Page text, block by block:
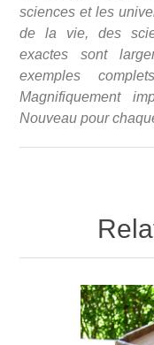
sciences et les
de la vie, des
exactes sont
exemples
Magnifiquement
Nouveau pour